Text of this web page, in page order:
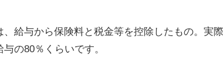
、給与から保険料と税金等を控除したもの。実
の80％くらいです。